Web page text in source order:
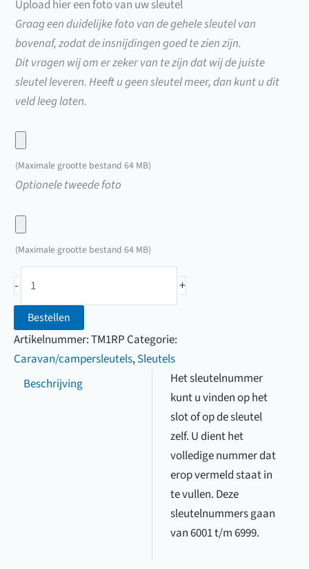
foto
van
uw
sleutel
Upload hier een foto van uw sleutel
Graag een duidelijke foto van de gehele sleutel van
bovenaf, zodat de insnijdingen goed te zien zijn.
Dit vragen wij om er zeker van te zijn dat wij de juiste
sleutel leveren. Heeft u geen sleutel meer, dan kunt u dit
veld leeg laten.
hier
een
van
uw
sleutel
(Maximale grootte bestand 64 MB)
Upload
foto
van
uw
sleutel
Optionele tweede foto
(Maximale grootte bestand 64 MB)
-
(6001
t/m
6999)
aantal
+
Bestellen
Artikelnummer:TM1RP Categorie:
Caravan/campersleutels,Sleutels
Beschrijving
Het sleutelnummer
kunt u vinden op het
slot of op de sleutel
zelf. U dient het
volledige nummer dat
erop vermeld staat in
te vullen. Deze
sleutelnummers gaan
van 6001 t/m 6999.